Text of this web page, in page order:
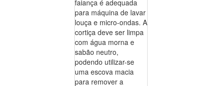
faiança é adequada
para máquina de lavar
louça e micro-ondas. A
cortiça deve ser limpa
com água morna e
sabão neutro,
podendo utilizar-se
uma escova macia
para remover a